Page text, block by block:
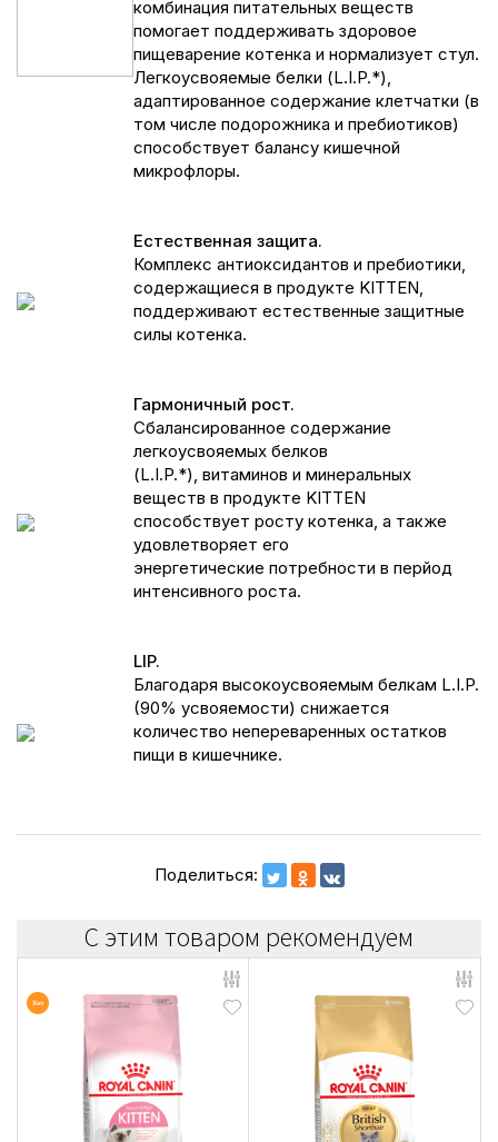
комбинация питательных веществ
помогает поддерживать здоровое
пищеварение котенка и нормализует стул.
Легкоусвояемые белки (L.I.P.*),
адаптированное содержание клетчатки (в
том числе подорожника и пребиотиков)
способствует балансу кишечной
микрофлоры.
Естественная защита.
Комплекс антиоксидантов и пребиотики,
содержащиеся в продукте KITTEN,
поддерживают естественные защитные
силы котенка.
Гармоничный рост.
Сбалансированное содержание
легкоусвояемых белков
(L.I.P.*), витаминов и минеральных
веществ в продукте KITTEN
способствует росту котенка, а также
удовлетворяет его
энергетические потребности в перйод
интенсивного роста.
LIP.
Благодаря высокоусвояемым белкам L.I.P.
(90% усвояемости) снижается
количество непереваренных остатков
пищи в кишечнике.
Поделиться:
С этим товаром рекомендуем